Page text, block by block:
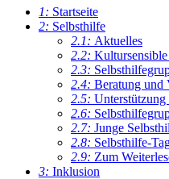
1: Startseite
2: Selbsthilfe
2.1: Aktuelles
2.2:
2.3:
2.4: Beratung und
2.5:
2.6:
2.7: Junge
2.8: Selbsthilfe-
2.9: Zum
3: Inklusion